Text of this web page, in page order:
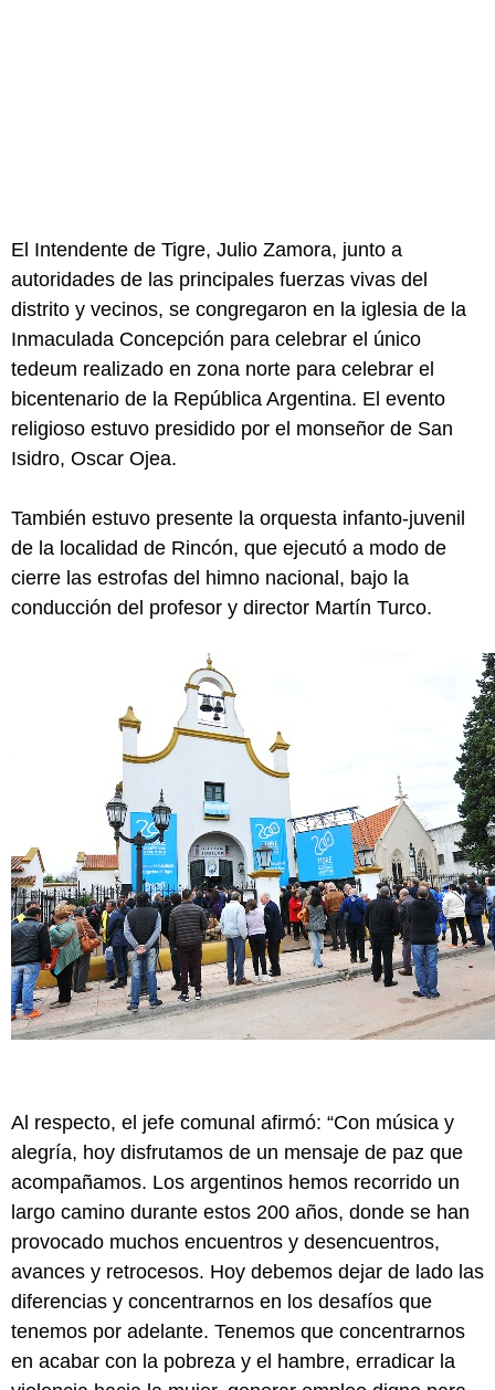
El Intendente de Tigre, Julio Zamora, junto a
autoridades de las principales fuerzas vivas del
distrito y vecinos, se congregaron en la iglesia de la
Inmaculada Concepción para celebrar el único
tedeum realizado en zona norte para celebrar el
bicentenario de la República Argentina. El evento
religioso estuvo presidido por el monseñor de San
Isidro, Oscar Ojea.
También estuvo presente la orquesta infanto-juvenil
de la localidad de Rincón, que ejecutó a modo de
cierre las estrofas del himno nacional, bajo la
conducción del profesor y director Martín Turco.
Al respecto, el jefe comunal afirmó: “Con música y
alegría, hoy disfrutamos de un mensaje de paz que
acompañamos. Los argentinos hemos recorrido un
largo camino durante estos 200 años, donde se han
provocado muchos encuentros y desencuentros,
avances y retrocesos. Hoy debemos dejar de lado las
diferencias y concentrarnos en los desafíos que
tenemos por adelante. Tenemos que concentrarnos
en acabar con la pobreza y el hambre, erradicar la